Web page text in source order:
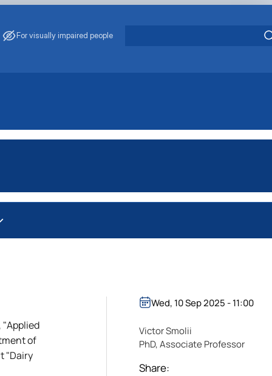
For visually impaired people
of
"Dairy
Wed, 10 Sep 2025 - 11:00
Victor Smolii
PhD, Associate Professor
Share: